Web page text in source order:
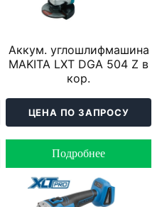
Аккум. углошлифмашина
MAKITA LXT DGA 504 Z в
кор.
ЦЕНА ПО ЗАПРОСУ
Подробнее